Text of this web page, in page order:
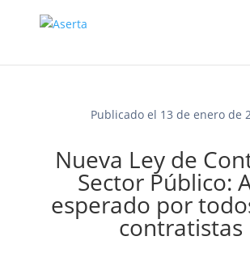
Publicado el 13 de enero de
Nueva Ley de
Sector Público:
esperado por
contratistas